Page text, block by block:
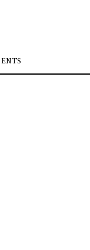
และเปรียบเสมือน
การเงินในปัจจุบัน...